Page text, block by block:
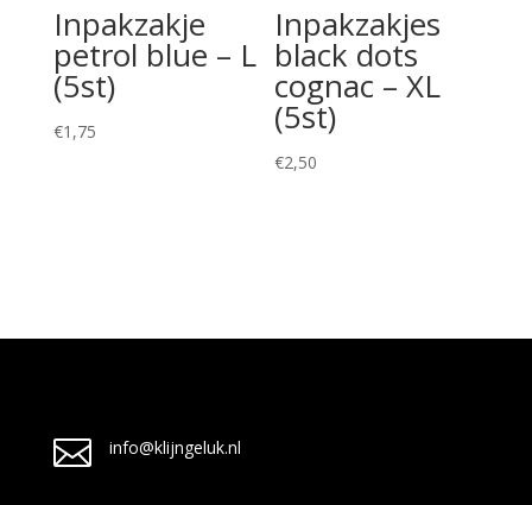
Inpakzakje
petrol blue – L
(5st)
€1,75
Inpakzakjes
black dots
cognac – XL
(5st)
€2,50
 info@klijngeluk.nl